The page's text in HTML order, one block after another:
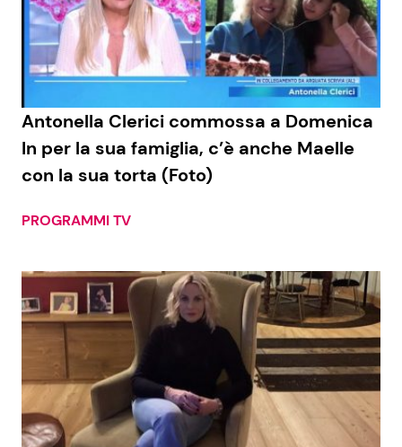
Antonella Clerici commossa a Domenica
In per la sua famiglia, c’è anche Maelle
con la sua torta (Foto)
PROGRAMMI TV